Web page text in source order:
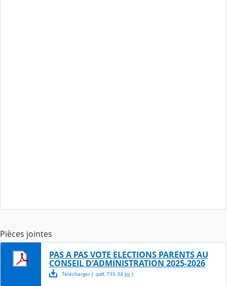
Pièces jointes
PAS A PAS VOTE ELECTIONS PARENTS AU
CONSEIL D'ADMINISTRATION 2025-2026
Télécharger( .pdf, 735.34 ko)